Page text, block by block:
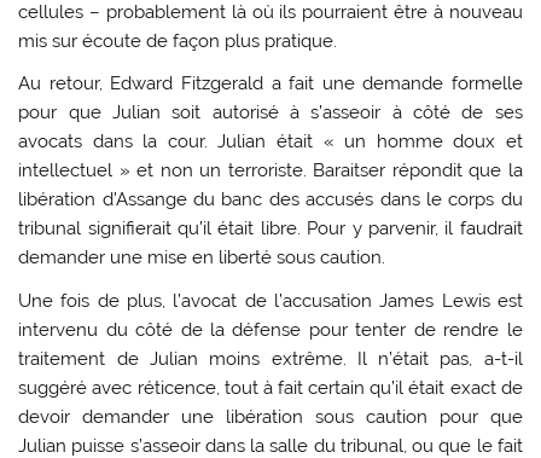
cellules – probablement là où ils pourraient être à nouveau
mis sur écoute de façon plus pratique.
Au retour, Edward Fitzgerald a fait une demande formelle
pour que Julian soit autorisé à s’asseoir à côté de ses
avocats dans la cour. Julian était « un homme doux et
intellectuel » et non un terroriste. Baraitser répondit que la
libération d’Assange du banc des accusés dans le corps du
tribunal signifierait qu’il était libre. Pour y parvenir, il faudrait
demander une mise en liberté sous caution.
Une fois de plus, l’avocat de l’accusation James Lewis est
intervenu du côté de la défense pour tenter de rendre le
traitement de Julian moins extrême. Il n’était pas, a-t-il
suggéré avec réticence, tout à fait certain qu’il était exact de
devoir demander une libération sous caution pour que
Julian puisse s’asseoir dans la salle du tribunal, ou que le fait